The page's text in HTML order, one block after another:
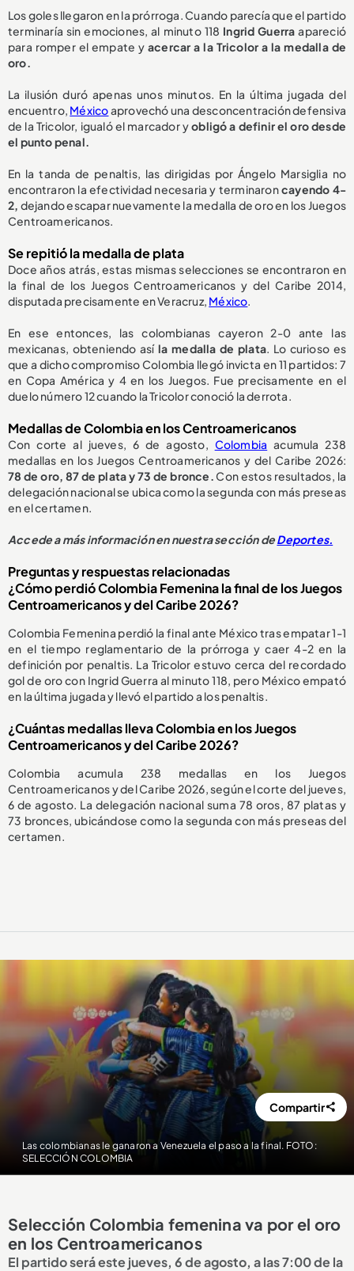
Los goles llegaron en la prórroga. Cuando parecía que el partido
terminaría sin emociones, al minuto 118 Ingrid Guerra apareció
para romper el empate yacercar a la Tricolor a la medalla de
oro.
La ilusión duró apenas unos minutos. En la última jugada del
encuentro, Méxicoaprovechó una desconcentración defensiva
de la Tricolor, igualó el marcador yobligó a definir el oro desde
el punto penal.
En la tanda de penaltis, las dirigidas por Ángelo Marsiglia no
encontraron la efectividad necesaria y terminaroncayendo 4-
2, dejando escapar nuevamente la medalla de oro en los Juegos
Centroamericanos.
Se repitió la medalla de plata
Doce años atrás, estas mismas selecciones se encontraron en
la final de los Juegos Centroamericanos y del Caribe 2014,
disputada precisamente en Veracruz, México.
En ese entonces, las colombianas cayeron 2-0 ante las
mexicanas, obteniendo asíla medalla de plata. Lo curioso es
que a dicho compromiso Colombia llegó invicta en 11 partidos: 7
en Copa América y 4 en los Juegos. Fue precisamente en el
duelo número 12 cuando la Tricolor conoció la derrota.
Medallas de Colombia en los Centroamericanos
Con corte al jueves, 6 de agosto, Colombia acumula 238
medallas en los Juegos Centroamericanos y del Caribe 2026:
78 de oro, 87 de plata y 73 de bronce.Con estos resultados, la
delegación nacional se ubica como la segunda con más preseas
en el certamen.
Accede a más información en nuestra sección deDeportes.
Preguntas y respuestas relacionadas
¿Cómo perdió Colombia Femenina la final de los Juegos
Centroamericanos y del Caribe 2026?
Colombia Femenina perdió la final ante México tras empatar 1-1
en el tiempo reglamentario de la prórroga y caer 4-2 en la
definición por penaltis. La Tricolor estuvo cerca del recordado
gol de oro con Ingrid Guerra al minuto 118, pero México empató
en la última jugada y llevó el partido a los penaltis.
¿Cuántas medallas lleva Colombia en los Juegos
Centroamericanos y del Caribe 2026?
Colombia acumula 238 medallas en los Juegos
Centroamericanos y del Caribe 2026, según el corte del jueves,
6 de agosto. La delegación nacional suma 78 oros, 87 platas y
73 bronces, ubicándose como la segunda con más preseas del
certamen.
Las colombianas le ganaron a Venezuela el paso a la final. FOTO:
SELECCIÓN COLOMBIA
Compartir
Selección Colombia femenina va por el oro
en los Centroamericanos
El partido será este jueves, 6 de agosto, a las 7:00 de la